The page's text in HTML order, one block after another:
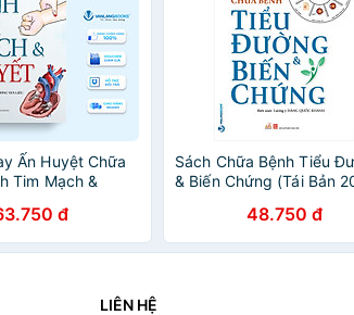
Ấn Huyệt Chữa
Tim Mạch &
đ
Sách Chữa Bệnh Tiểu
& Biến Chứng (Tái Bản
48.750 đ
LIÊN HỆ